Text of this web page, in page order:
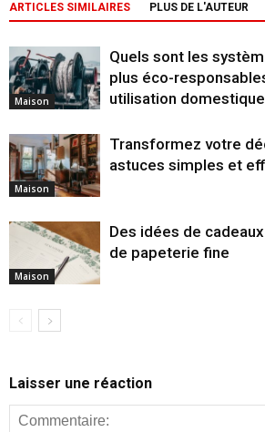
ARTICLES SIMILAIRES PLUS DE L'AUTEUR
Maison
Quels sont les
plus éco-
utilisation
Maison
Transformez votre
astuces simples et
Maison
Des idées de
de papeterie fine
Laisser une réaction